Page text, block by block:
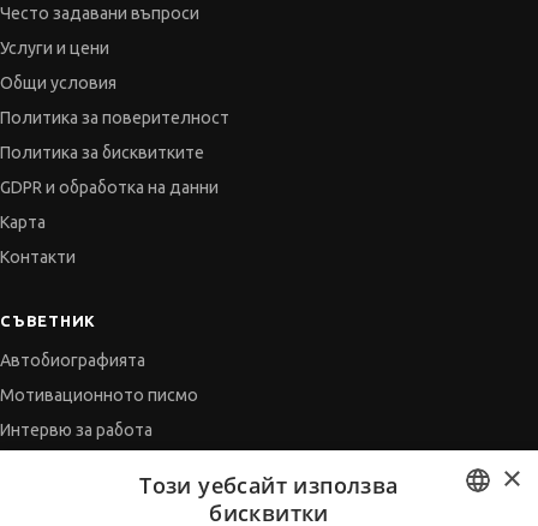
Често задавани въпроси
Услуги и цени
Общи условия
Политика за поверителност
Политика за бисквитките
GDPR и обработка на данни
Карта
Контакти
СЪВЕТНИК
Автобиографията
Мотивационното писмо
Интервю за работа
×
Този уебсайт използва
бисквитки